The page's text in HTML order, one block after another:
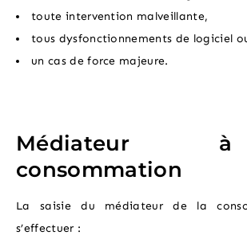
toute intervention malveillante,
tous dysfonctionnements de logiciel
un cas de force majeure.
consommation
La saisie du médiateur de la
s’effectuer :